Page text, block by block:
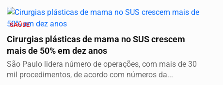
SAÚDE
Cirurgias plásticas de mama no SUS crescem
mais de 50% em dez anos
São Paulo lidera número de operações, com mais de 30
mil procedimentos, de acordo com números da...